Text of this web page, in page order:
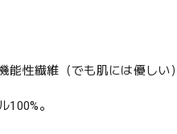
能性繊維（でも肌には優しい
。